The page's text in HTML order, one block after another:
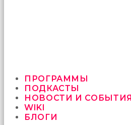
ПРОГРАММЫ
ПОДКАСТЫ
НОВОСТИ И СОБЫТИЯ
WIKI
БЛОГИ